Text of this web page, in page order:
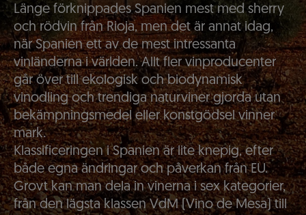
Länge förknippades Spanien mest med sherry
och rödvin från Rioja, men det är annat idag,
när Spanien ett av de mest intressanta
vinländerna i världen. Allt fler vinproducenter
går över till ekologisk och biodynamisk
vinodling och trendiga naturviner gjorda utan
bekämpningsmedel eller konstgödsel vinner
mark.
Klassificeringen i Spanien är lite knepig, efter
både egna ändringar och påverkan från EU.
Grovt kan man dela in vinerna i sex kategorier,
från den lägsta klassen VdM (Vino de Mesa) till